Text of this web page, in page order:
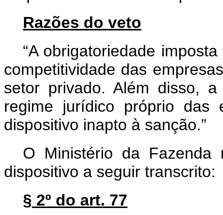
Razões do veto
“A obrigatoriedade
competitividade das
setor privado. Além disso,
regime jurídico próprio das
dispositivo inapto à sanção.”
O Ministério da Fazenda
dispositivo a seguir transcrito:
§ 2º do art. 77